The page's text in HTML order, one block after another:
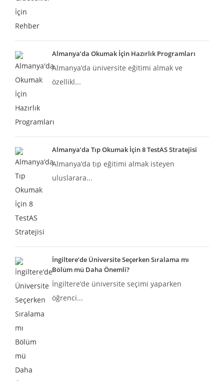
Almanya’da Okumak İçin Hazırlık Programları
Almanya’da üniversite eğitimi almak ve
özellikl...
Almanya’da Tıp Okumak İçin 8 TestAS Stratejisi
Almanya’da tıp eğitimi almak isteyen
uluslarara...
İngiltere’de Üniversite Seçerken Sıralama mı
Bölüm mü Daha Önemli?
İngiltere’de üniversite seçimi yaparken
öğrenci...